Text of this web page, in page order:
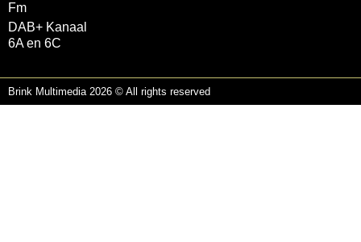
Fm
DAB+ Kanaal
6A en 6C
Brink Multimedia 2026 © All rights reserved